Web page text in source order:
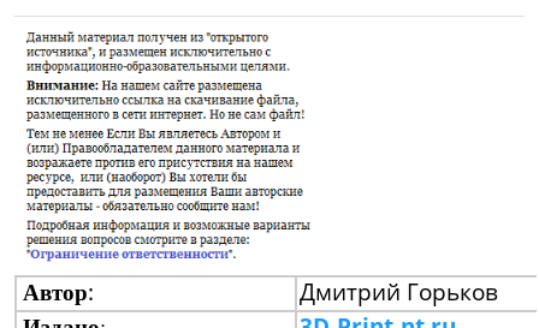
Автор: Дмитрий Горьков